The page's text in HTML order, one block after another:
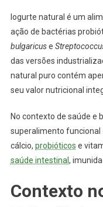
Iogurte natural é um
ação de bactérias
bulgaricuse
das versões
natural puro contém
seu valor nutricional
No contexto de saúde e
superalimento funcional
cálcio, probióticos e
saúde intestinal ,
Contexto